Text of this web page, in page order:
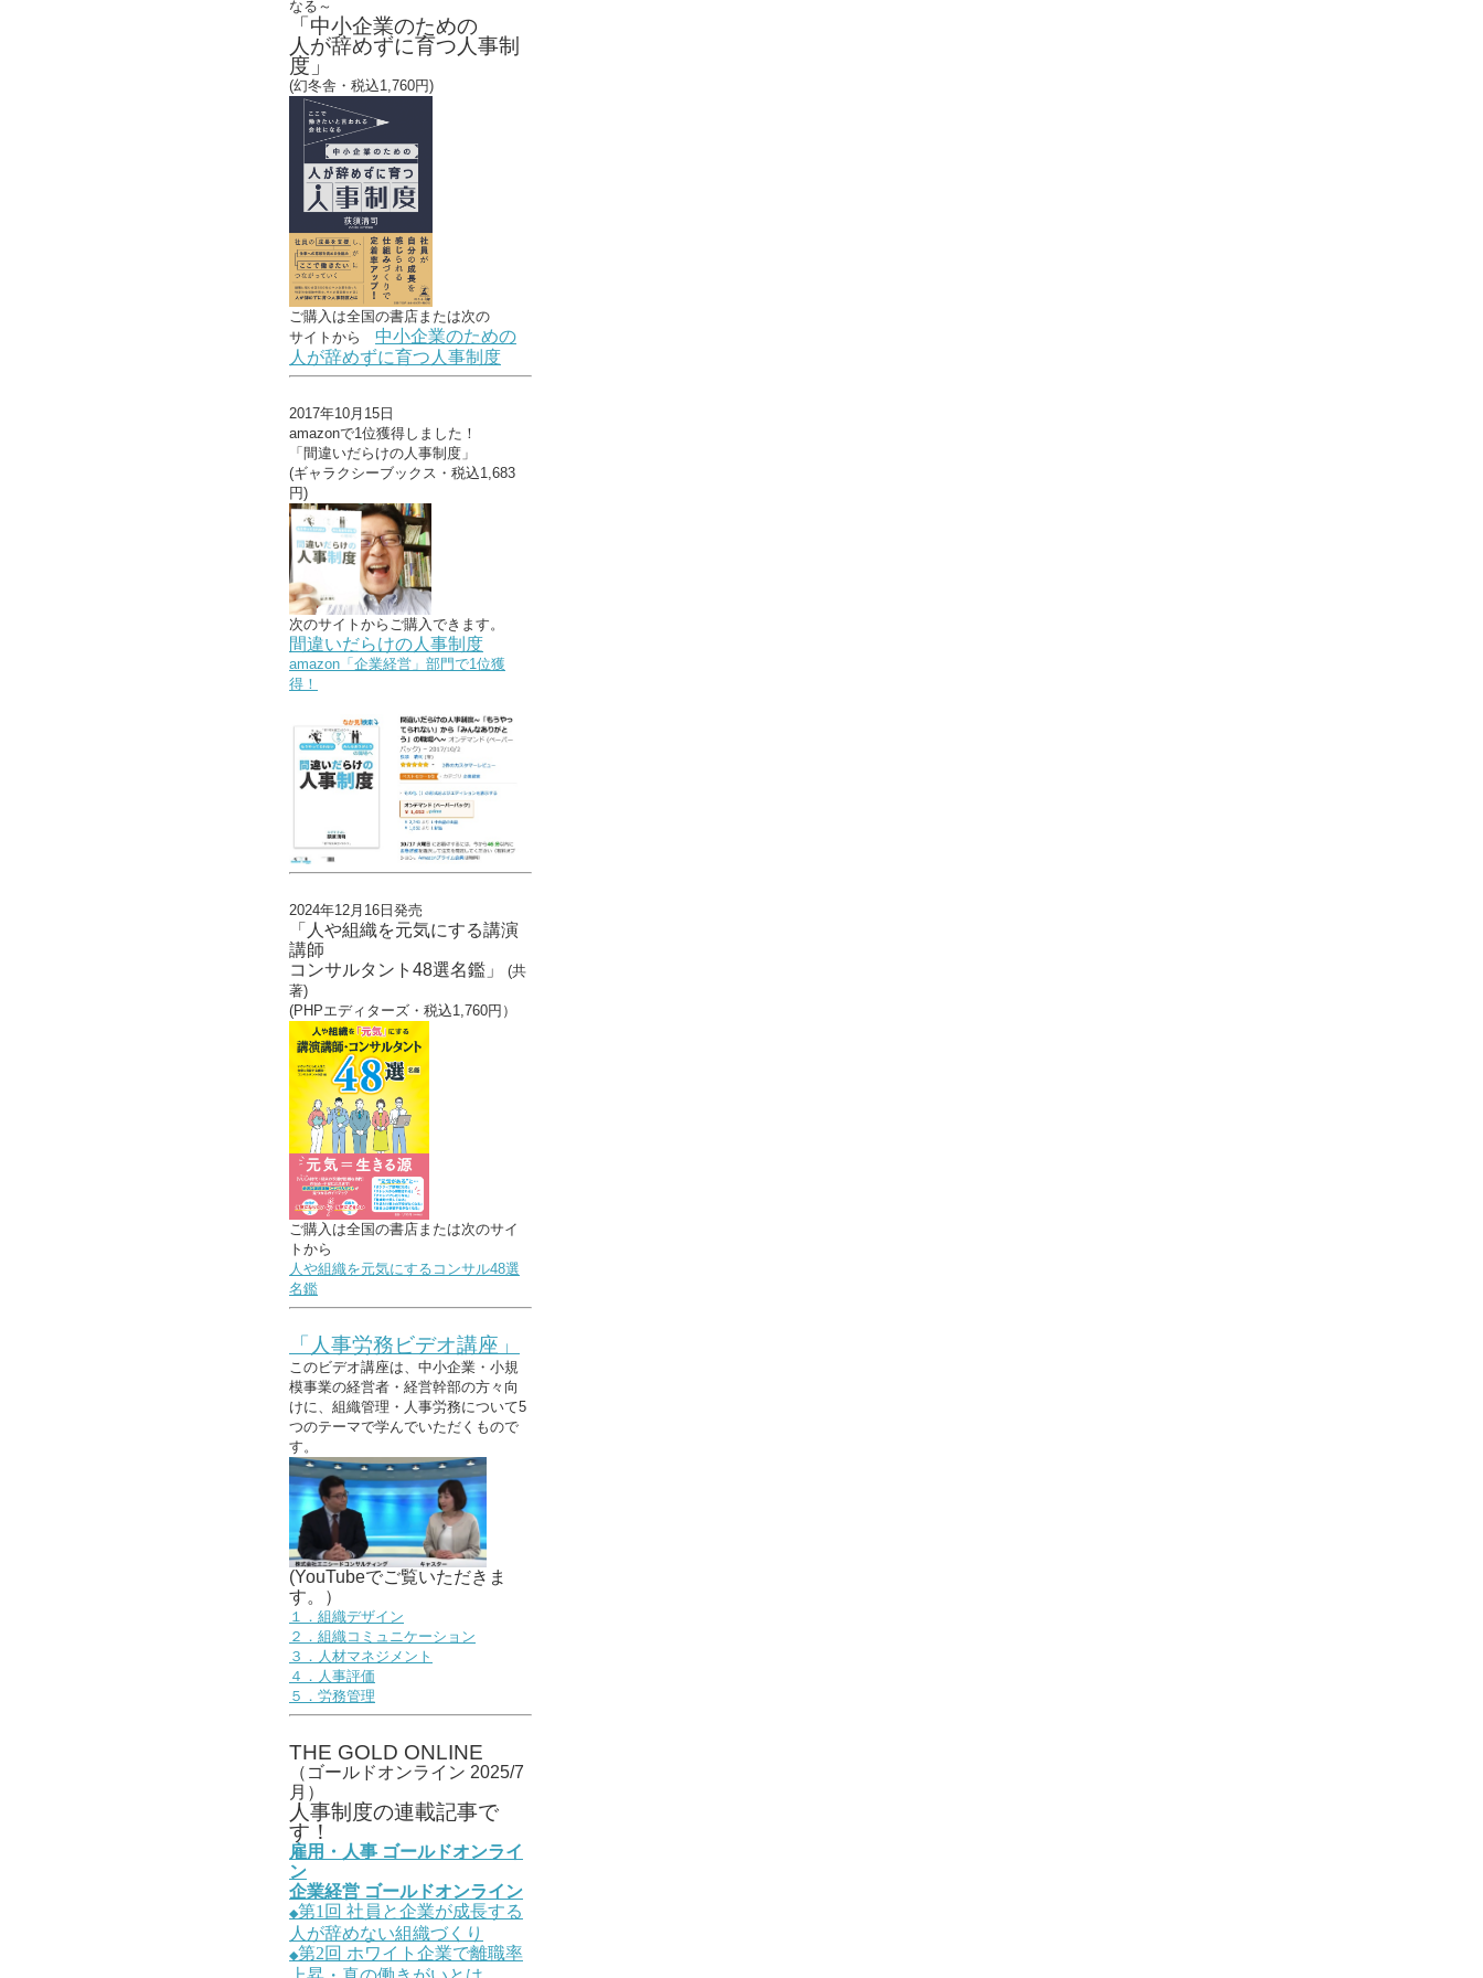
なる～
「中小企業のための
人が辞めずに育つ人事制
度」
(幻冬舎・税込1,760円)
ご購入は全国の書店または次の
サイトから 中小企業のための
人が辞めずに育つ人事制度
2017年10月15日
amazonで1位獲得しました！
「間違いだらけの人事制度」
(ギャラクシーブックス・税込1,683
円)
次のサイトからご購入できます。
間違いだらけの人事制度
amazon「企業経営」部門で1位獲
得！
2024年12月16日発売
「人や組織を元気にする講演
講師
コンサルタント48選名鑑」 (共
著)
(PHPエディターズ・税込1,760円）
ご購入は全国の書店または次のサイ
トから
人や組織を元気にするコンサル48選
名鑑
「人事労務ビデオ講座」
このビデオ講座は、中小企業・小規
模事業の経営者・経営幹部の方々向
けに、組織管理・人事労務について5
つのテーマで学んでいただくもので
す。
(YouTubeでご覧いただきま
す。）
１．組織デザイン
２．組織コミュニケーション
３．人材マネジメント
４．人事評価
５．労務管理
THE GOLD ONLINE
（ゴールドオンライン 2025/7
月）
人事制度の連載記事で
す！
雇用・人事 ゴールドオンライ
ン
企業経営 ゴールドオンライン
◆第1 回 社員と企業が成長する
人が辞めない組織づくり
◆第2回 ホワイト企業で離職率